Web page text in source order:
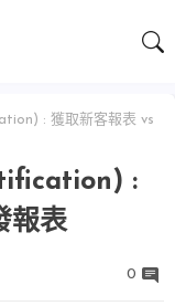
: 獲取新客報表 vs
:
報表
0